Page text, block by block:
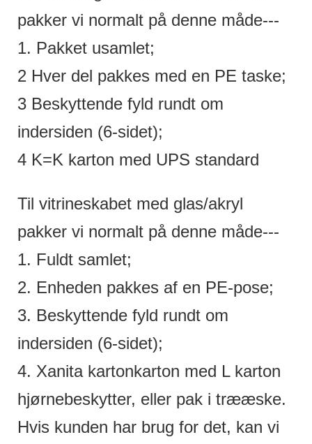
pakker vi normalt på denne måde---
1. Pakket usamlet;
2 Hver del pakkes med en PE taske;
3 Beskyttende fyld rundt om
indersiden (6-sidet);
4 K=K karton med UPS standard
Til vitrineskabet med glas/akryl
pakker vi normalt på denne måde---
1. Fuldt samlet;
2. Enheden pakkes af en PE-pose;
3. Beskyttende fyld rundt om
indersiden (6-sidet);
4. Xanita kartonkarton med L karton
hjørnebeskytter, eller pak i trææske.
Hvis kunden har brug for det, kan vi